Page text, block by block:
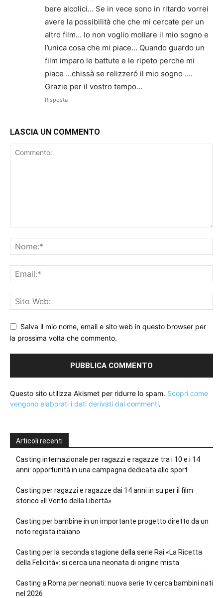
bere alcolici… Se in vece sono in ritardo vorrei
avere la possibilità che che mi cercate per un
altro film… Io non voglio mollare il mio sogno e
l’unica cosa che mi piace… Quando guardo un
film imparo le battute e le ripeto perche mi
piace …chissà se relizzeró il mio sogno ….
Grazie per il vostro tempo…
Risposta
LASCIA UN COMMENTO
Salva il mio nome, email e sito web in questo browser per
la prossima volta che commento.
Questo sito utilizza Akismet per ridurre lo spam. Scopri come
vengono elaborati i dati derivati dai commenti.
Articoli recenti
Casting internazionale per ragazzi e ragazze tra i 10 e i 14
anni: opportunità in una campagna dedicata allo sport
Casting per ragazzi e ragazze dai 14 anni in su per il film
storico «Il Vento della Libertà»
Casting per bambine in un importante progetto diretto da un
noto regista italiano
Casting per la seconda stagione della serie Rai «La Ricetta
della Felicità»: si cerca una neonata di origine mista
Casting a Roma per neonati: nuova serie tv cerca bambini nati
nel 2026